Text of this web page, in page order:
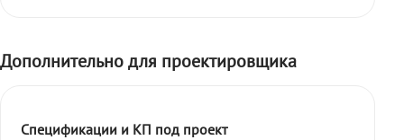
Дополнительно для проектировщика
Спецификации и КП под проект